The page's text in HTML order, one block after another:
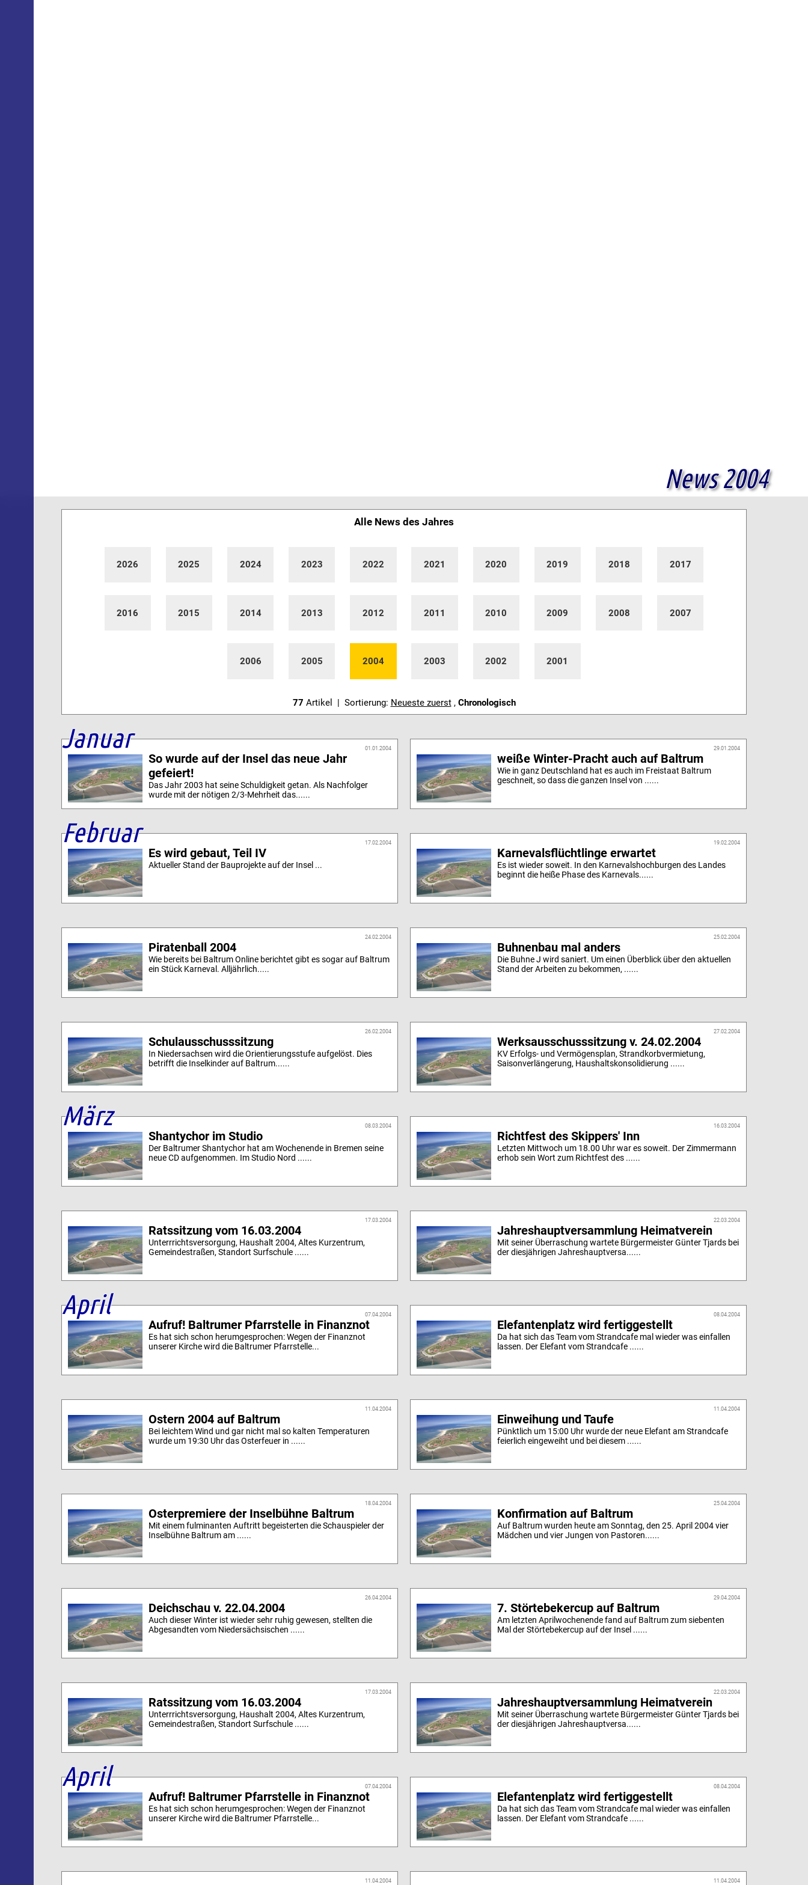
News 2004
Alle News des Jahres
2026 2025 2024 2023 2022 2021 2020 2019 2018 2017
2016 2015 2014 2013 2012 2011 2010 2009 2008 2007
2006 2005 2004 2003 2002 2001
77 Artikel | Sortierung: Neueste zuerst, Chronologisch
Januar 01.01.2004
So wurde auf der Insel das neue Jahr
gefeiert!
Das Jahr 2003 hat seine Schuldigkeit getan. Als Nachfolger
wurde mit der nötigen 2/3-Mehrheit das......
29.01.2004
weiße Winter-Pracht auch auf Baltrum
Wie in ganz Deutschland hat es auch im Freistaat Baltrum
geschneit, so dass die ganzen Insel von ......
Februar 17.02.2004
Es wird gebaut, Teil IV
Aktueller Stand der Bauprojekte auf der Insel ...
19.02.2004
Karnevalsflüchtlinge erwartet
Es ist wieder soweit. In den Karnevalshochburgen des Landes
beginnt die heiße Phase des Karnevals......
24.02.2004
Piratenball 2004
Wie bereits bei Baltrum Online berichtet gibt es sogar auf Baltrum
ein Stück Karneval. Alljährlich.....
25.02.2004
Buhnenbau mal anders
Die Buhne J wird saniert. Um einen Überblick über den aktuellen
Stand der Arbeiten zu bekommen, ......
26.02.2004
Schulausschusssitzung
In Niedersachsen wird die Orientierungsstufe aufgelöst. Dies
betrifft die Inselkinder auf Baltrum......
27.02.2004
Werksausschusssitzung v. 24.02.2004
KV Erfolgs- und Vermögensplan, Strandkorbvermietung,
Saisonverlängerung, Haushaltskonsolidierung ......
März 08.03.2004
Shantychor im Studio
Der Baltrumer Shantychor hat am Wochenende in Bremen seine
neue CD aufgenommen. Im Studio Nord ......
16.03.2004
Richtfest des Skippers' Inn
Letzten Mittwoch um 18.00 Uhr war es soweit. Der Zimmermann
erhob sein Wort zum Richtfest des ......
17.03.2004
Ratssitzung vom 16.03.2004
Unterrrichtsversorgung, Haushalt 2004, Altes Kurzentrum,
Gemeindestraßen, Standort Surfschule ......
22.03.2004
Jahreshauptversammlung Heimatverein
Mit seiner Überraschung wartete Bürgermeister Günter Tjards bei
der diesjährigen Jahreshauptversa......
April 07.04.2004
Aufruf! Baltrumer Pfarrstelle in Finanznot
Es hat sich schon herumgesprochen: Wegen der Finanznot
unserer Kirche wird die Baltrumer Pfarrstelle...
08.04.2004
Elefantenplatz wird fertiggestellt
Da hat sich das Team vom Strandcafe mal wieder was einfallen
lassen. Der Elefant vom Strandcafe ......
11.04.2004
Ostern 2004 auf Baltrum
Bei leichtem Wind und gar nicht mal so kalten Temperaturen
wurde um 19:30 Uhr das Osterfeuer in ......
11.04.2004
Einweihung und Taufe
Pünktlich um 15:00 Uhr wurde der neue Elefant am Strandcafe
feierlich eingeweiht und bei diesem ......
18.04.2004
Osterpremiere der Inselbühne Baltrum
Mit einem fulminanten Auftritt begeisterten die Schauspieler der
Inselbühne Baltrum am ......
25.04.2004
Konfirmation auf Baltrum
Auf Baltrum wurden heute am Sonntag, den 25. April 2004 vier
Mädchen und vier Jungen von Pastoren......
26.04.2004
Deichschau v. 22.04.2004
Auch dieser Winter ist wieder sehr ruhig gewesen, stellten die
Abgesandten vom Niedersächsischen ......
29.04.2004
7. Störtebekercup auf Baltrum
Am letzten Aprilwochenende fand auf Baltrum zum siebenten
Mal der Störtebekercup auf der Insel ......
17.03.2004
Ratssitzung vom 16.03.2004
Unterrrichtsversorgung, Haushalt 2004, Altes Kurzentrum,
Gemeindestraßen, Standort Surfschule ......
22.03.2004
Jahreshauptversammlung Heimatverein
Mit seiner Überraschung wartete Bürgermeister Günter Tjards bei
der diesjährigen Jahreshauptversa......
April 07.04.2004
Aufruf! Baltrumer Pfarrstelle in Finanznot
Es hat sich schon herumgesprochen: Wegen der Finanznot
unserer Kirche wird die Baltrumer Pfarrstelle...
08.04.2004
Elefantenplatz wird fertiggestellt
Da hat sich das Team vom Strandcafe mal wieder was einfallen
lassen. Der Elefant vom Strandcafe ......
11.04.2004 11.04.2004